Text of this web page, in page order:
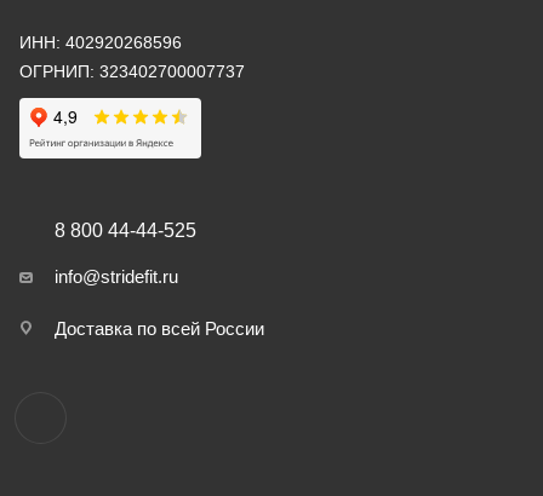
ИНН: 402920268596
ОГРНИП: 323402700007737
8 800 44-44-525
info@stridefit.ru
Доставка по всей России